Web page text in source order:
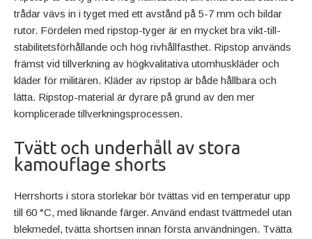
trådar vävs in i tyget med ett avstånd på 5-7 mm och bildar
rutor. Fördelen med ripstop-tyger är en mycket bra vikt-till-
stabilitetsförhållande och hög rivhållfasthet. Ripstop används
främst vid tillverkning av högkvalitativa utomhuskläder och
kläder för militären. Kläder av ripstop är både hållbara och
lätta. Ripstop-material är dyrare på grund av den mer
komplicerade tillverkningsprocessen.
Tvätt och underhåll av stora
kamouflage shorts
Herrshorts i stora storlekar bör tvättas vid en temperatur upp
till 60 °C, med liknande färger. Använd endast tvättmedel utan
blekmedel, tvätta shortsen innan första användningen. Tvätta